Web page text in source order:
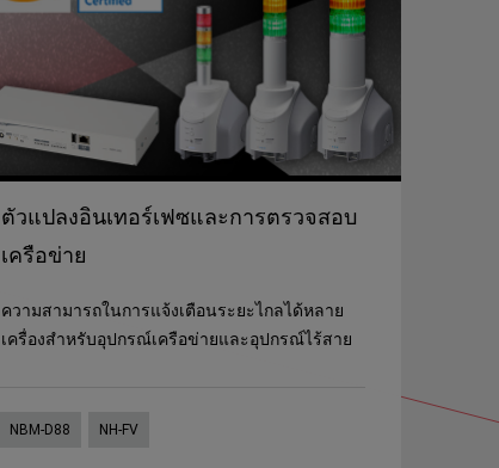
ตัวแปลงอินเทอร์เฟซและการตรวจสอบ
เครือข่าย
ความสามารถในการแจ้งเตือนระยะไกลได้หลาย
เครื่องสำหรับอุปกรณ์เครือข่ายและอุปกรณ์ไร้สาย
NBM-D88 NH-FV